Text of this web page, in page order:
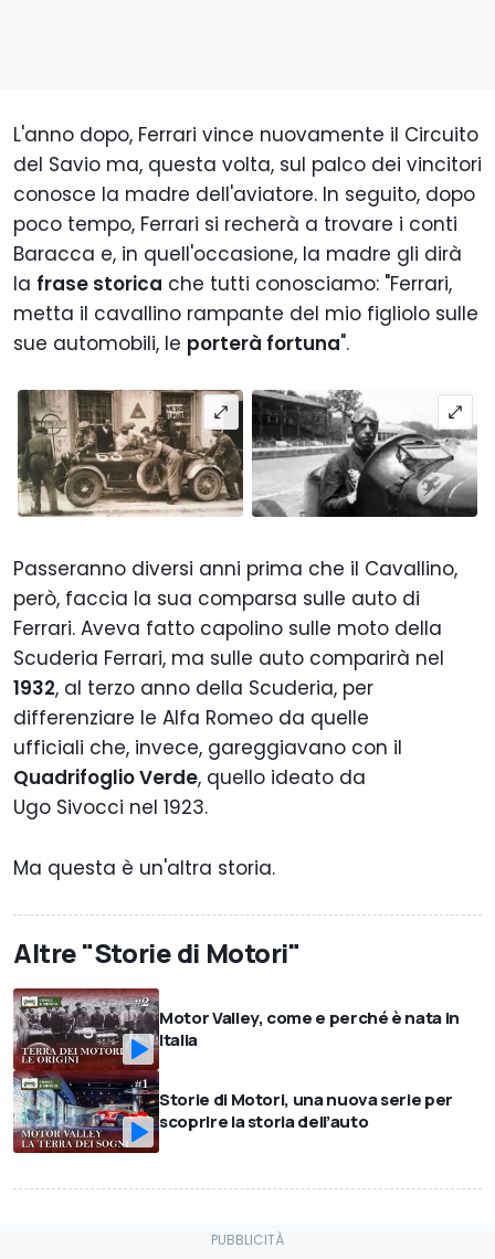
L'anno dopo, Ferrari vince nuovamente il Circuito
del Savio ma, questa volta, sul palco dei vincitori
conosce la madre dell'aviatore. In seguito, dopo
poco tempo, Ferrari si recherà a trovare i conti
Baracca e, in quell'occasione, la madre gli dirà
la frase storica che tutti conosciamo: "Ferrari,
metta il cavallino rampante del mio figliolo sulle
sue automobili, le porterà fortuna".
Passeranno diversi anni prima che il Cavallino,
però, faccia la sua comparsa sulle auto di
Ferrari. Aveva fatto capolino sulle moto della
Scuderia Ferrari, ma sulle auto comparirà nel
1932, al terzo anno della Scuderia, per
differenziare le Alfa Romeo da quelle
ufficiali che, invece, gareggiavano con il
Quadrifoglio Verde, quello ideato da
Ugo Sivocci nel 1923.
Ma questa è un'altra storia.
Altre "Storie di Motori"
Motor Valley, come e perché è nata in
Italia
Storie di Motori, una nuova serie per
scoprire la storia dell’auto